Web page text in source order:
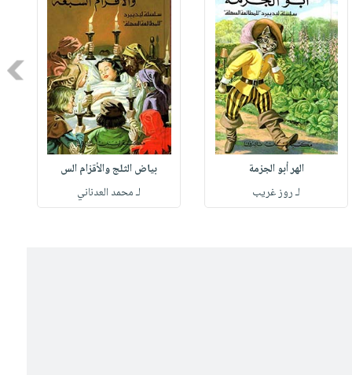
الهر أبو الجزمة
لـ روز غريب
بياض الثلج والأقزام الس
لـ محمد العدناني